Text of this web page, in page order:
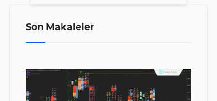
Son Makaleler